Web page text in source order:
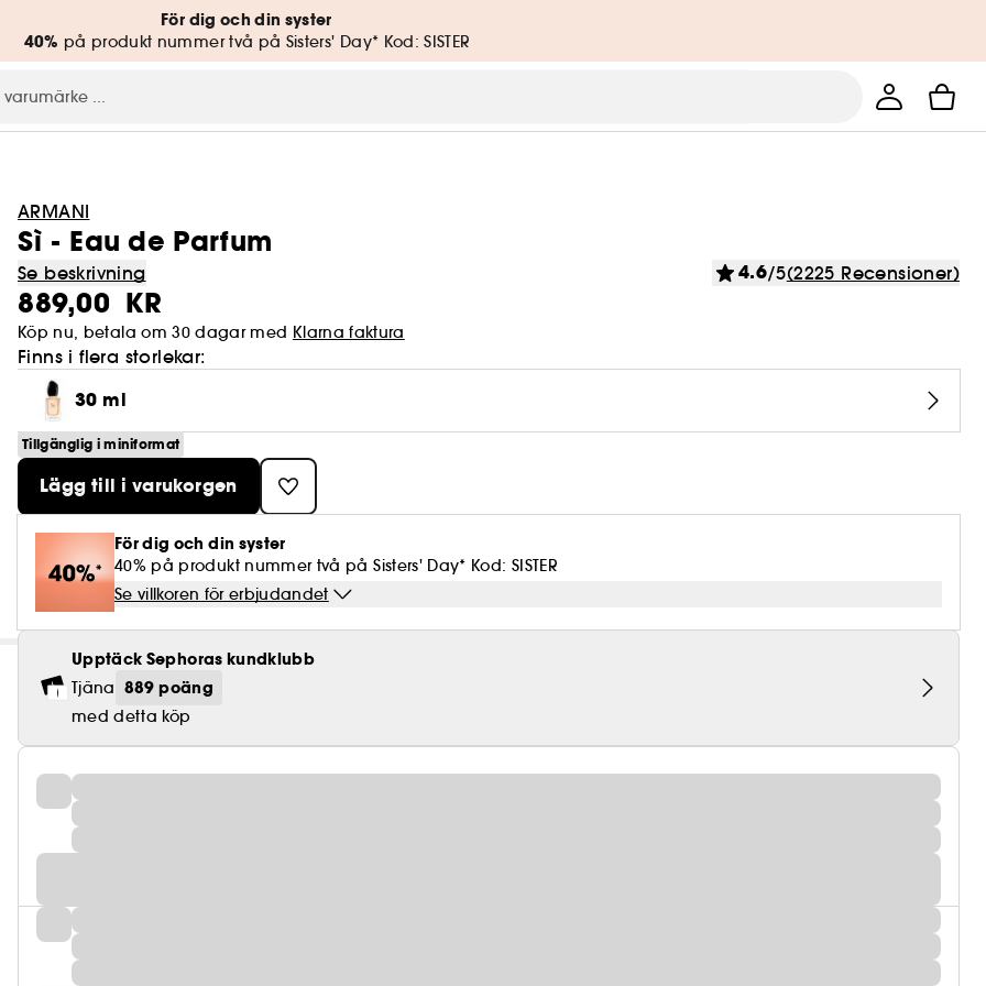
För dig och din syster
40% på produkt nummer två på Sisters' Day* Kod: SISTER
ARMANI
Sì - Eau de Parfum
Se beskrivning 4.6/5(2225 Recensioner)
889,00 KR
Köp nu, betala om 30 dagar med Klarna faktura
Finns i flera storlekar:
30 ml
Tillgänglig i miniformat
Lägg till i varukorgen
För dig och din syster
40% på produkt nummer två på Sisters' Day* Kod: SISTER
Se villkoren för erbjudandet
Upptäck Sephoras kundklubb
Tjäna 889 poäng
med detta köp